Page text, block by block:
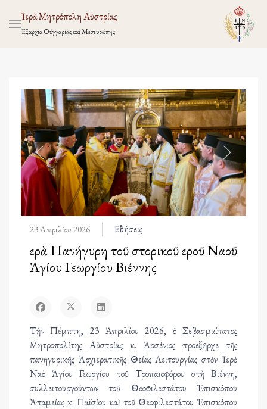
Ἱερὰ Μητρόπολη Αὐστρίας
Ἐξαρχία Οὑγγαρίας καὶ Μεσευρώπης
23 Απριλίου 2026 Εἰδήσεις
Ἱερὰ Πανήγυρη τοῦ Ἱστορικοῦ Ἱεροῦ Ναοῦ
Ἁγίου Γεωργίου Βιέννης
Τὴν Πέμπτη, 23 Ἀπριλίου 2026, ὁ Σεβασμιώτατος
Μητροπολίτης Αὐστρίας κ. Ἀρσένιος προεξῆρχε τῆς
πανηγυρικῆς Ἀρχιερατικῆς Θείας Λειτουργίας στὸν Ἱερὸ
Ναὸ Ἁγίου Γεωργίου τοῦ Τροπαιοφόρου στὴ Βιέννη,
συλλειτουργούντων τοῦ Θεοφιλεστάτου Ἐπισκόπου
Ἀπαμείας κ. Παϊσίου καὶ τοῦ Θεοφιλεστάτου Ἐπισκόπου